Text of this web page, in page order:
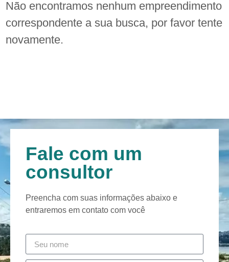
Não encontramos nenhum empreendimento
correspondente a sua busca, por favor tente
novamente.
Fale com um
consultor
Preencha com suas informações abaixo e
entraremos em contato com você